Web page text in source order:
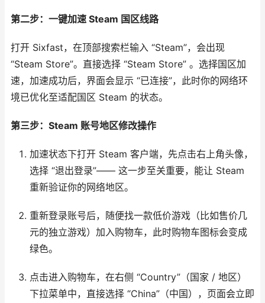
第二步：一键加速 Steam 国区线路​
打开 Sixfast，在顶部搜索栏输入 “Steam”，会出现
“Steam Store”。直接选择 “Steam Store” 。选择国区加
速，加速成功后，界面会显示 “已连接”，此时你的网络环
境已优化至适配国区 Steam 的状态。​
第三步：Steam 账号地区修改操作
加速状态下打开 Steam 客户端，先点击右上角头像，
选择 “退出登录”—— 这一步至关重要，能让 Steam
重新验证你的网络地区。​
重新登录账号后，随便找一款低价游戏（比如售价几
元的独立游戏）加入购物车，此时购物车图标会变成
绿色。​
点击进入购物车，在右侧 “Country”（国家 / 地区）
下拉菜单中，直接选择 “China”（中国），页面会立即